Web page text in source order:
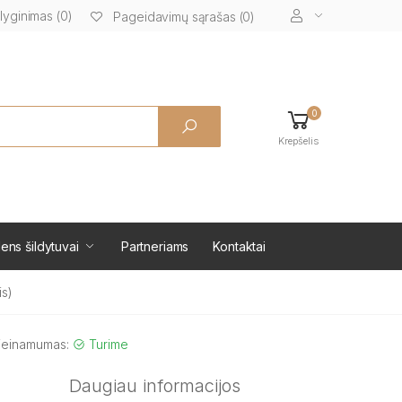
(0) Pageidavimų sąrašas (0)
0
Krepšelis
šildytuvai Partneriams Kontaktai
Turime
Daugiau informacijos